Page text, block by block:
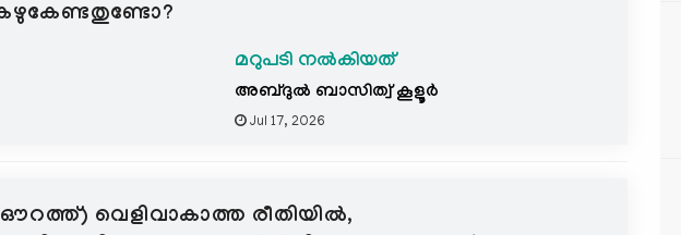
മറുപടി നൽകിയത്
അബ്ദുല്‍ ബാസിത്വ് കൂളൂര്‍
Jul 17, 2026
വെളിവാകാത്ത രീതിയിൽ,